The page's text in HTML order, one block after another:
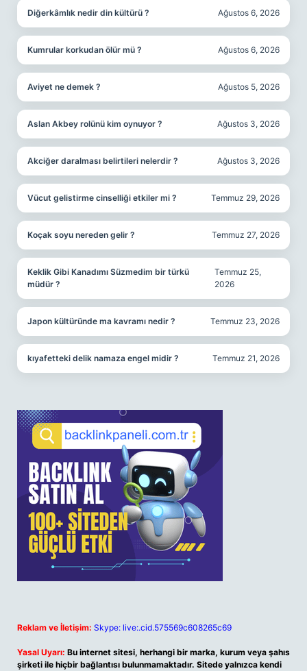
Diğerkâmlık nedir din kültürü ? Ağustos 6, 2026
Kumrular korkudan ölür mü ? Ağustos 6, 2026
Aviyet ne demek ? Ağustos 5, 2026
Aslan Akbey rolünü kim oynuyor ? Ağustos 3, 2026
Akciğer daralması belirtileri nelerdir ? Ağustos 3, 2026
Vücut gelistirme cinselliği etkiler mi ? Temmuz 29, 2026
Koçak soyu nereden gelir ? Temmuz 27, 2026
Keklik Gibi Kanadımı Süzmedim bir türkü
müdür ?
Temmuz 25,
2026
Japon kültüründe ma kavramı nedir ? Temmuz 23, 2026
kıyafetteki delik namaza engel midir ? Temmuz 21, 2026
Reklam ve İletişim: Skype: live:.cid.575569c608265c69
Yasal Uyarı: Bu internet sitesi, herhangi bir marka, kurum veya şahıs
şirketi ile hiçbir bağlantısı bulunmamaktadır. Sitede yalnızca kendi